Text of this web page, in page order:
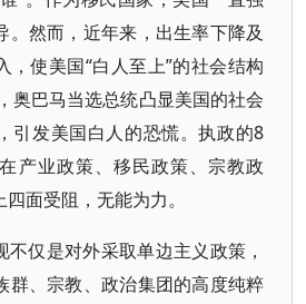
。然而，近年来，出生率下降及
，使美国“白人至上”的社会结构
奥巴马当选总统凸显美国的社会
引发美国白人的恐慌。执政的8
产业政策、移民政策、宗教政
面受阻，无能为力。
不仅是对外采取单边主义政策，
群、宗教、政治集团的高度纯粹